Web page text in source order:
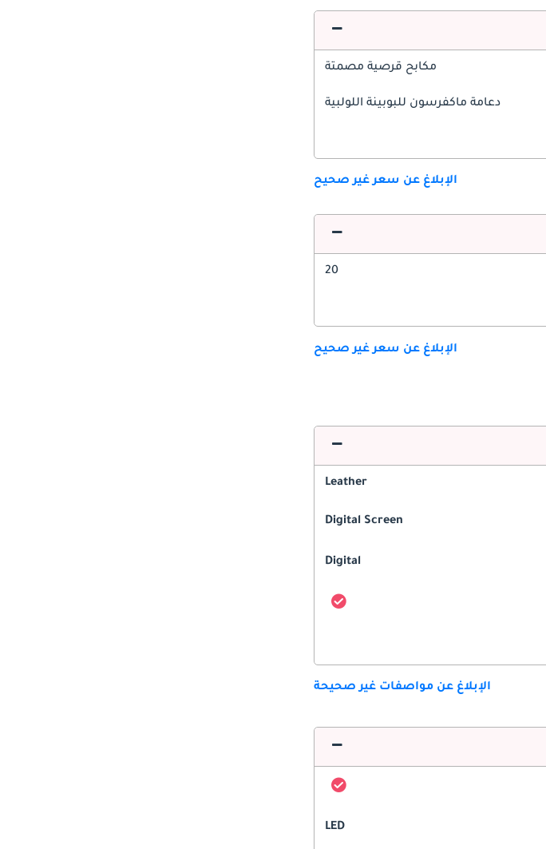
مكابح قرصية مصمتة
دعامة ماكفرسون للبوبينة اللولبية
الإبلاغ عن سعر غير صحيح
20
الإبلاغ عن سعر غير صحيح
Leather
Digital Screen
Digital
الإبلاغ عن مواصفات غير صحيحة
LED